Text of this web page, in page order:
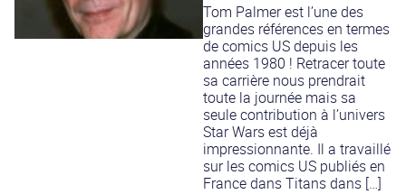
Tom Palmer est l’une des
grandes références en termes
de comics US depuis les
années 1980 ! Retracer toute
sa carrière nous prendrait
toute la journée mais sa
seule contribution à l’univers
Star Wars est déjà
impressionnante. Il a travaillé
sur les comics US publiés en
France dans Titans dans […]